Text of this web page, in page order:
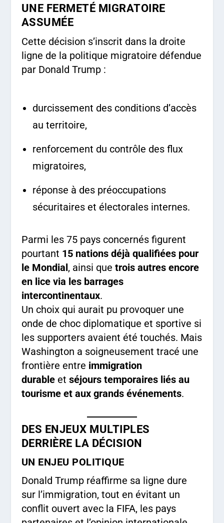
UNE FERMETÉ MIGRATOIRE
ASSUMÉE
Cette décision s’inscrit dans la droite
ligne de la politique migratoire défendue
par Donald Trump :
durcissement des conditions d’accès
au territoire,
renforcement du contrôle des flux
migratoires,
réponse à des préoccupations
sécuritaires et électorales internes.
Parmi les 75 pays concernés figurent
pourtant 15 nations déjà qualifiées pour
le Mondial, ainsi que trois autres encore
en lice via les barrages
intercontinentaux.
Un choix qui aurait pu provoquer une
onde de choc diplomatique et sportive si
les supporters avaient été touchés. Mais
Washington a soigneusement tracé une
frontière entre immigration
durableet séjours temporaires liés au
tourisme et aux grands événements.
DES ENJEUX MULTIPLES
DERRIÈRE LA DÉCISION
UN ENJEU POLITIQUE
Donald Trump réaffirme sa ligne dure
sur l’immigration, tout en évitant un
conflit ouvert avec la FIFA, les pays